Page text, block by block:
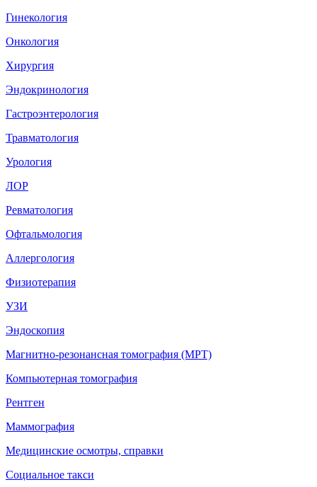
Гинекология
Онкология
Хирургия
Эндокринология
Гастроэнтерология
Травматология
Урология
ЛОР
Ревматология
Офтальмология
Аллергология
Физиотерапия
УЗИ
Эндоскопия
Магнитно-резонансная томография (МРТ)
Компьютерная томография
Рентген
Маммография
Медицинские осмотры, справки
Социальное такси